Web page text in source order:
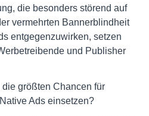
die besonders störend auf
vermehrten Bannerblindheit
entgegenzuwirken, setzen
und Publisher
größten Chancen für
Ads einsetzen?